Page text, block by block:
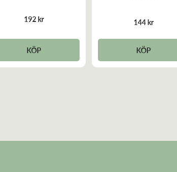
192 kr
KÖP
144 kr
KÖP